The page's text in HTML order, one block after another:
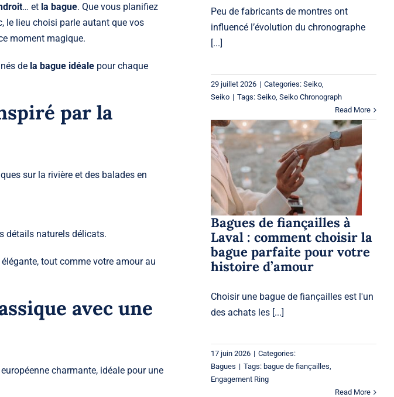
… et la bague. Que vous planifiez
le lieu choisi parle autant que vos
moment magique.
de la bague idéalepour chaque
par la
sur la rivière et des balades en
détails naturels délicats.
tout comme votre amour au
avec une
charmante, idéale pour une
Peu de fabricants de montres ont
influencé l’évolution du chronographe
[...]
29 juillet 2026 | Categories:Seiko,
Seiko | Tags:Seiko,Seiko Chronograph
Read More
Bagues de fiançailles à
Laval : comment choisir
la bague parfaite pour
votre histoire d’amour
Bagues
Bagues de fiançailles à
Laval : comment choisir la
bague parfaite pour votre
histoire d’amour
Choisir une bague de fiançailles est l'un
des achats les [...]
17 juin 2026 | Categories:
Bagues | Tags: bague de fiançailles,
Engagement Ring
Read More